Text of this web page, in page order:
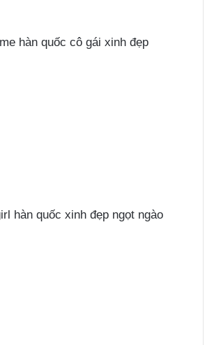
hàn quốc cô gái xinh đẹp
hàn quốc xinh đẹp ngọt ngào